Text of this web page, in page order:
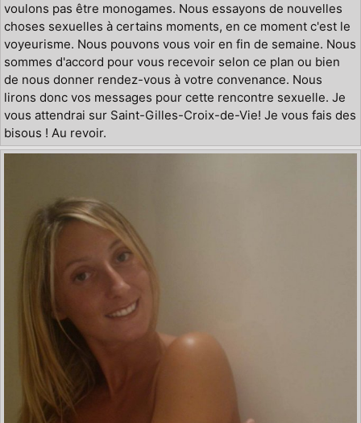
voulons pas être monogames. Nous essayons de nouvelles
choses sexuelles à certains moments, en ce moment c'est le
voyeurisme. Nous pouvons vous voir en fin de semaine. Nous
sommes d'accord pour vous recevoir selon ce plan ou bien
de nous donner rendez-vous à votre convenance. Nous
lirons donc vos messages pour cette rencontre sexuelle. Je
vous attendrai sur Saint-Gilles-Croix-de-Vie! Je vous fais des
bisous ! Au revoir.